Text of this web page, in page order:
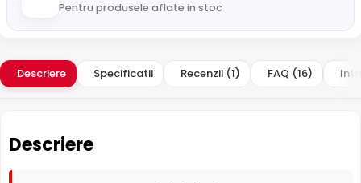
Pentru produsele aflate in stoc
Descriere Specificatii Recenzii (1) FAQ (16)
Descriere